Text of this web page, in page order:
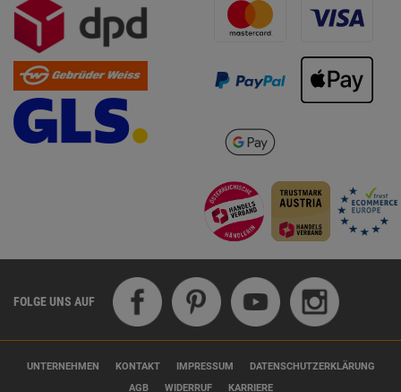
FOLGE UNS AUF
UNTERNEHMEN KONTAKT IMPRESSUM
DATENSCHUTZERKLÄRUNG
AGB
WIDERRUF KARRIERE